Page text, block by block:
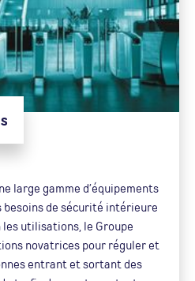
large gamme d’équipements
de sécurité intérieure
utilisations, le Groupe
novatrices pour réguler et
entrant et sortant des